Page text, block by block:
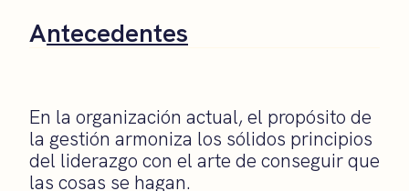
Antecedentes
En la organización actual, el propósito de
la gestión armoniza los sólidos principios
del liderazgo con el arte de conseguir que
las cosas se hagan.